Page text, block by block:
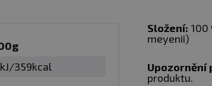
359kcal
Složení: 100
meyenii)
Upozornění
produktu.